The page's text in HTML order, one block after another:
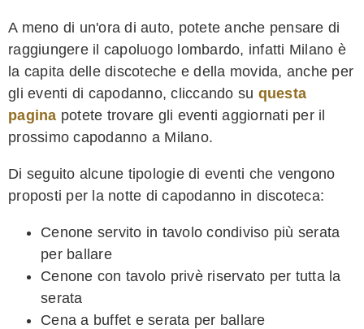
A meno di un'ora di auto, potete anche pensare di
raggiungere il capoluogo lombardo, infatti Milano è
la capita delle discoteche e della movida, anche per
gli eventi di capodanno, cliccando su questa
pagina potete trovare gli eventi aggiornati per il
prossimo capodanno a Milano.
Di seguito alcune tipologie di eventi che vengono
proposti per la notte di capodanno in discoteca:
Cenone servito in tavolo condiviso più serata
per ballare
Cenone con tavolo privè riservato per tutta la
serata
Cena a buffet e serata per ballare